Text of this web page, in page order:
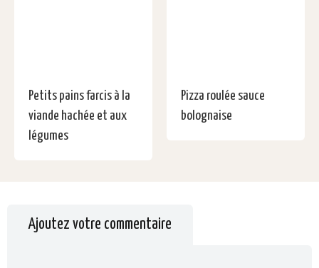
Petits pains farcis à la
viande hachée et aux
légumes
Pizza roulée sauce
bolognaise
Ajoutez votre commentaire